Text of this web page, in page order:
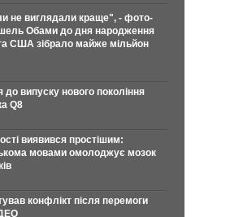
не виглядали краще", - фото-
Обами до дня народження
США зібрало майже мільйон
до випуску нового покоління
Q8
виявився простішим:
мовами омолоджує мозок
конфлікт після перемоги